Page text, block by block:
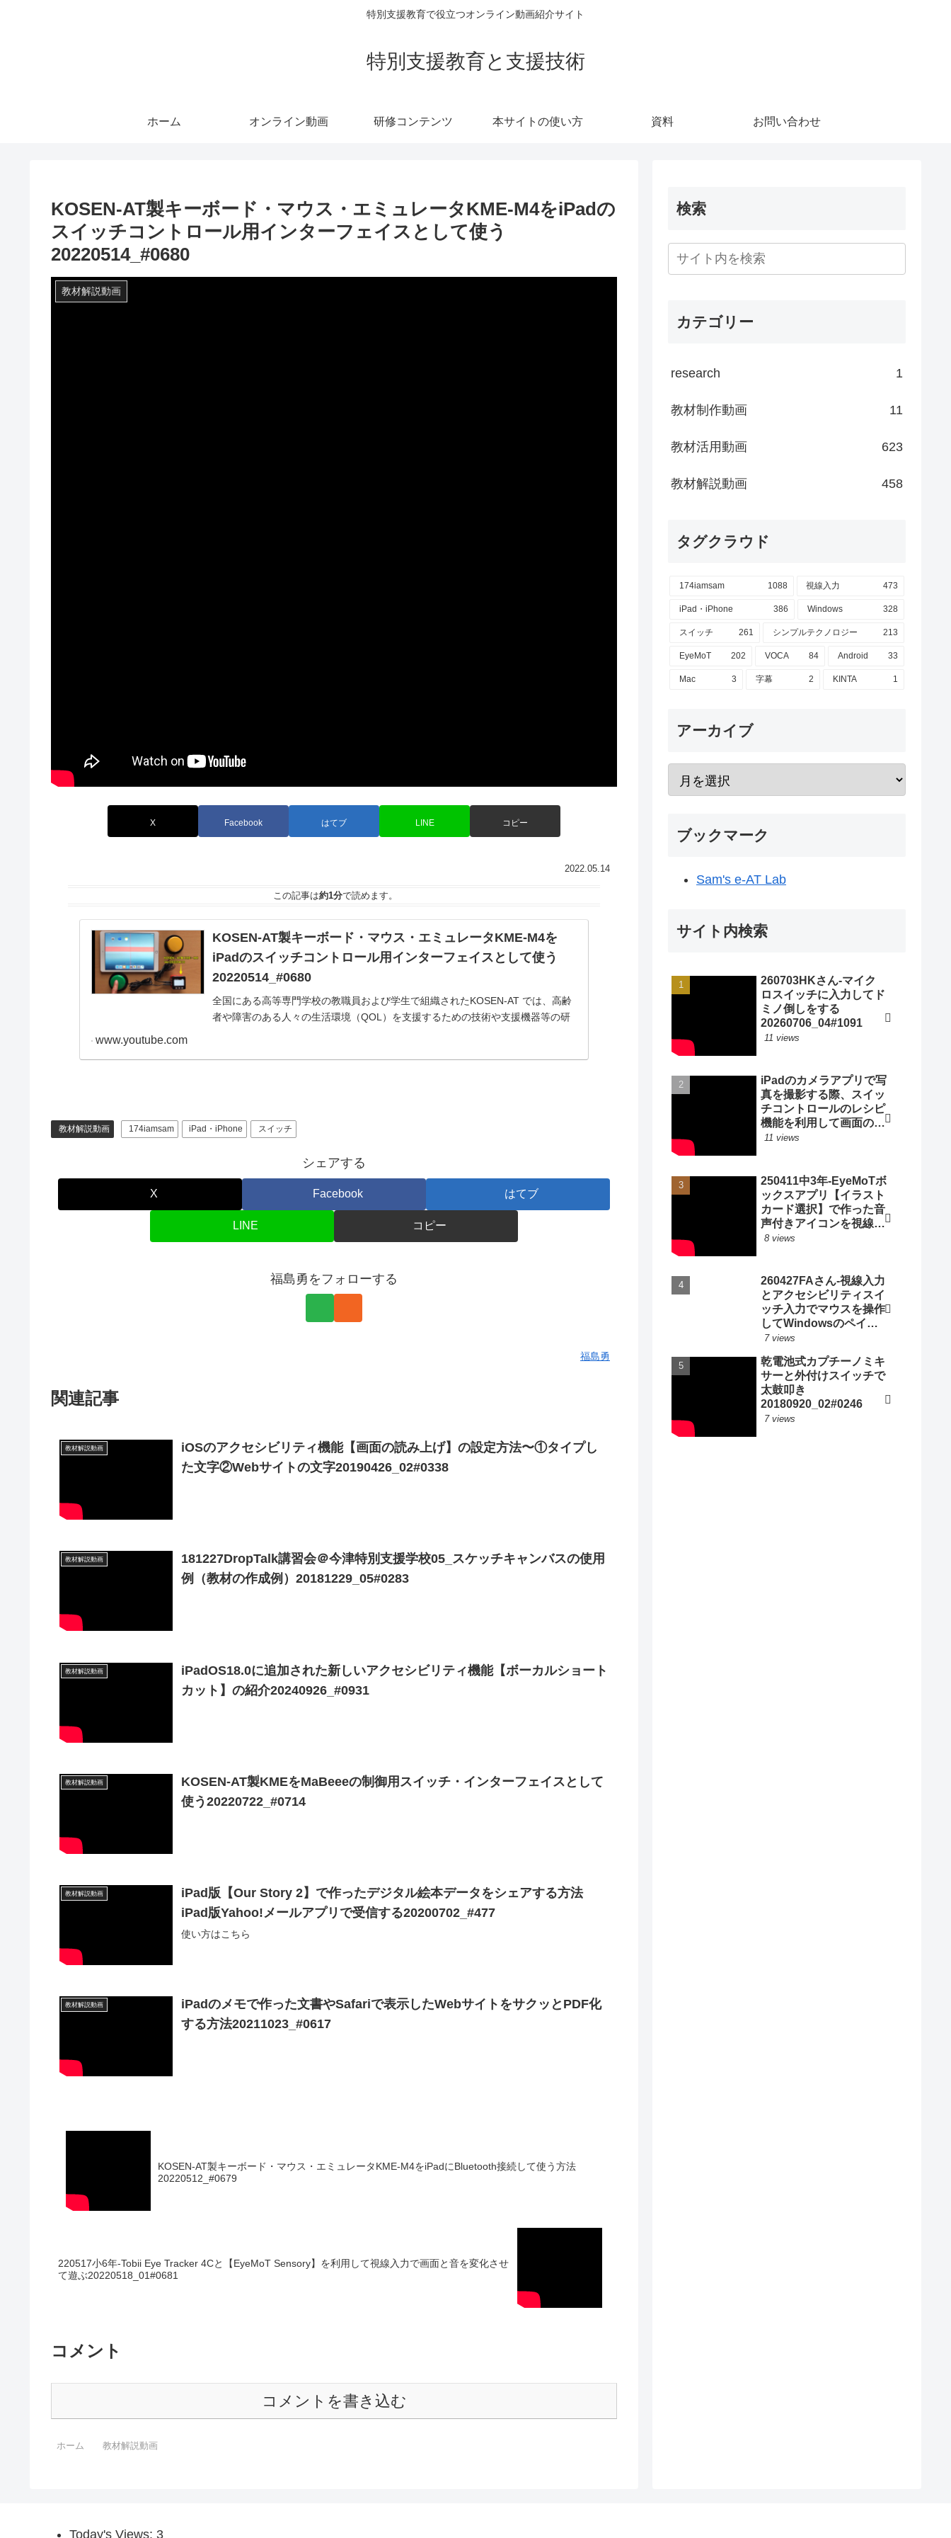
特別支援教育で役立つオンライン動画紹介サイト
特別支援教育と支援技術
ホーム オンライン動画 研修コンテンツ 本サイトの使い方 資料 お問い合わせ
KOSEN-AT製キーボード・マウス・エミュレータKME-M4をiPadの
スイッチコントロール用インターフェイスとして使う
20220514_#0680
教材解説動画
X Facebook はてブ LINE コピー
2022.05.14
この記事は約1分で読めます。
KOSEN-AT製キーボード・マウス・エミュレータKME-M4を
iPadのスイッチコントロール用インターフェイスとして使う
20220514_#0680
全国にある高等専門学校の教職員および学生で組織されたKOSEN-AT では、高齢
者や障害のある人々の生活環境（QOL）を支援するための技術や支援機器等の研
www.youtube.com
教材解説動画 174iamsam iPad・iPhone スイッチ
シェアする
X Facebook はてブ
LINE コピー
福島勇をフォローする
福島勇
関連記事
教材解説動画
iOSのアクセシビリティ機能【画面の読み上げ】の設定方法〜①タイプし
た文字②Webサイトの文字20190426_02#0338
教材解説動画
181227DropTalk講習会＠今津特別支援学校05_スケッチキャンバスの使用
例（教材の作成例）20181229_05#0283
教材解説動画
iPadOS18.0に追加された新しいアクセシビリティ機能【ボーカルショート
カット】の紹介20240926_#0931
教材解説動画
KOSEN-AT製KMEをMaBeeeの制御用スイッチ・インターフェイスとして
使う20220722_#0714
教材解説動画
iPad版【Our Story 2】で作ったデジタル絵本データをシェアする方法
iPad版Yahoo!メールアプリで受信する20200702_#477
使い方はこちら
教材解説動画
iPadのメモで作った文書やSafariで表示したWebサイトをサクッとPDF化
する方法20211023_#0617
KOSEN-AT製キーボード・マウス・エミュレータKME-M4をiPadにBluetooth接続して使う方法
20220512_#0679
220517小6年-Tobii Eye Tracker 4Cと【EyeMoT Sensory】を利用して視線入力で画面と音を変化させ
て遊ぶ20220518_01#0681
コメント
コメントを書き込む
ホーム 教材解説動画
検索
カテゴリー
research 1
教材制作動画 11
教材活用動画 623
教材解説動画 458
タグクラウド
174iamsam 1088 視線入力 473
iPad・iPhone 386 Windows 328
スイッチ 261 シンプルテクノロジー 213
EyeMoT 202 VOCA 84 Android 33
Mac 3 字幕 2 KINTA 1
アーカイブ
ブックマーク
Sam's e-AT Lab
サイト内検索
260703HKさん-マイク
ロスイッチに入力してド
ミノ倒しをする
20260706_04#1091
11 views
iPadのカメラアプリで写
真を撮影する際、スイッ
チコントロールのレシピ
機能を利用して画面のど
こをタップしてもシャッ
11 views
250411中3年-EyeMoTボ
ックスアプリ【イラスト
カード選択】で作った音
声付きアイコンを視線入
力で選択して自分の意思
8 views
260427FAさん-視線入力
とアクセシビリティスイ
ッチ入力でマウスを操作
してWindowsのペイン
トアプリで人物画と名前
20260503_ #1081
7 views
乾電池式カプチーノミキ
サーと外付けスイッチで
太鼓叩き
20180920_02#0246
7 views
Today's Views: 3